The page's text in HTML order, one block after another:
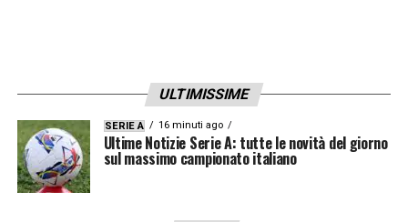
ULTIMISSIME
SERIE A 16 minuti ago
Ultime Notizie Serie A: tutte le novità del giorno
sul massimo campionato italiano